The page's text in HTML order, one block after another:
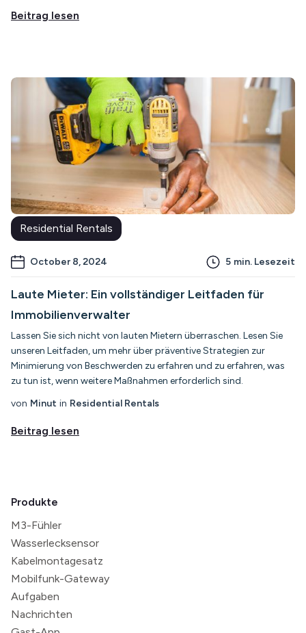
Beitrag lesen
Residential Rentals
October 8, 2024 5 min. Lesezeit
Laute Mieter: Ein vollständiger Leitfaden für
Immobilienverwalter
Lassen Sie sich nicht von lauten Mietern überraschen. Lesen Sie
unseren Leitfaden, um mehr über präventive Strategien zur
Minimierung von Beschwerden zu erfahren und zu erfahren, was
zu tun ist, wenn weitere Maßnahmen erforderlich sind.
von Minut in Residential Rentals
Beitrag lesen
Produkte
M3-Fühler
Wasserlecksensor
Kabelmontagesatz
Mobilfunk-Gateway
Aufgaben
Nachrichten